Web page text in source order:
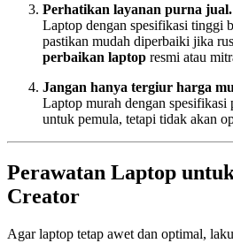
Perhatikan layanan purna jual.
Laptop dengan spesifikasi tinggi
pastikan mudah diperbaiki jika
perbaikan laptop resmi atau
Jangan hanya tergiur harga
Laptop murah dengan spesifikasi
untuk pemula, tetapi tidak akan
Perawatan Laptop
Creator
Agar laptop tetap awet dan optimal,